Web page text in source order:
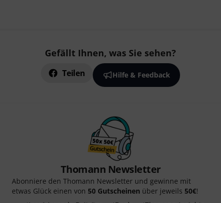
Gefällt Ihnen, was Sie sehen?
Teilen Hilfe & Feedback
Thomann Newsletter
Abonniere den Thomann Newsletter und gewinne mit
etwas Glück einen von 50 Gutscheinen über jeweils 50€!